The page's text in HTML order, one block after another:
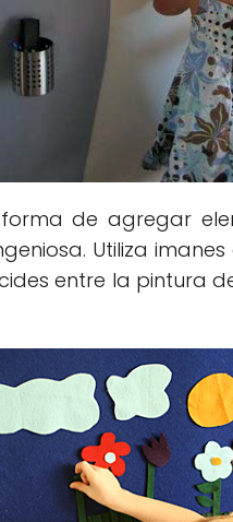
de agregar
Utiliza
entre la pintura